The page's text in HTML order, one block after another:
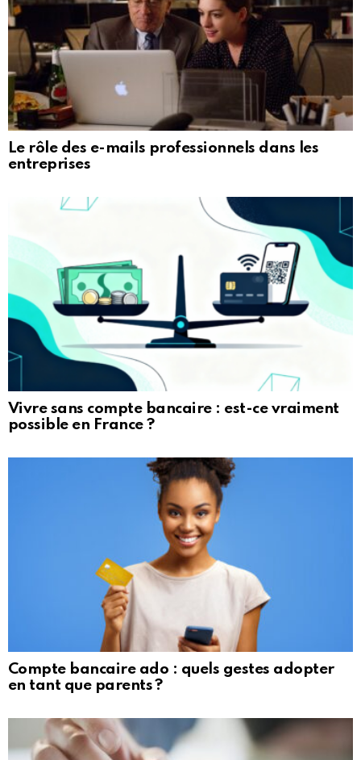
Le rôle des e-mails professionnels dans les
entreprises
Vivre sans compte bancaire : est-ce vraiment
possible en France ?
Compte bancaire ado : quels gestes adopter
en tant que parents ?